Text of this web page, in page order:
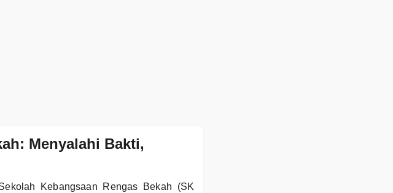
Menyalahi Bakti,
Kebangsaan Rengas Bekah (SK